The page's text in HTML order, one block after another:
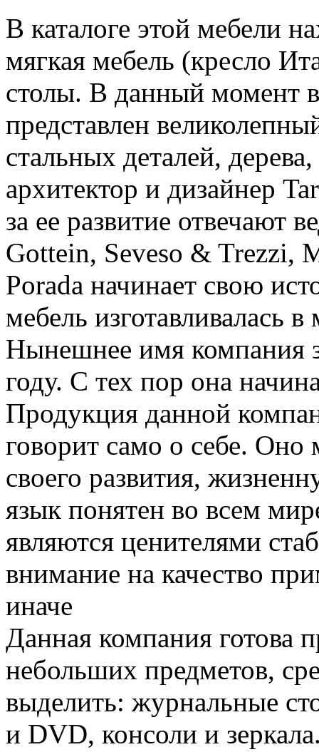
В каталоге этой мебели
мягкая мебель (кресло
столы. В данный момент
представлен
стальных деталей,
архитектор и дизайнер
за ее развитие отвечают
Gottein, Seveso & Trezzi,
Porada начинает свою
мебель изготавливалась
Нынешнее имя компания
году. С тех пор она
Продукция данной
говорит само о себе. Оно
своего развития,
язык понятен во всем
являются ценителями
внимание на качество
иначе
Данная компания готова
небольших предметов,
выделить: журнальные
и DVD, консоли и